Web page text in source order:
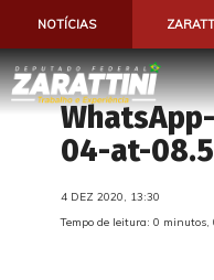
NOTÍCIAS
04-at-
4 DEZ 2020, 13:30
Tempo de leitura: 0 minutos,